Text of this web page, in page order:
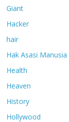
Giant
Hacker
hair
Hak Asasi Manusia
Health
Heaven
History
Hollywood